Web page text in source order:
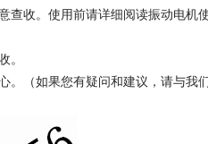
查收。使用前请详细阅读振动电机
。
（如果您有疑问和建议，请与我